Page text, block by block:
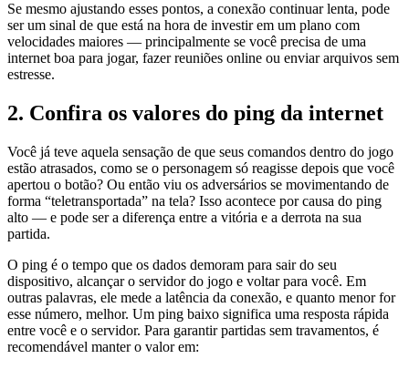
Se mesmo ajustando esses pontos, a conexão continuar lenta, pode
ser um sinal de que está na hora de investir em um plano com
velocidades maiores — principalmente se você precisa de uma
internet boa para jogar, fazer reuniões online ou enviar arquivos sem
estresse.
2. Confira os valores do ping da internet
Você já teve aquela sensação de que seus comandos dentro do jogo
estão atrasados, como se o personagem só reagisse depois que você
apertou o botão? Ou então viu os adversários se movimentando de
forma “teletransportada” na tela? Isso acontece por causa do ping
alto — e pode ser a diferença entre a vitória e a derrota na sua
partida.
O ping é o tempo que os dados demoram para sair do seu
dispositivo, alcançar o servidor do jogo e voltar para você. Em
outras palavras, ele mede a latência da conexão, e quanto menor for
esse número, melhor. Um ping baixo significa uma resposta rápida
entre você e o servidor. Para garantir partidas sem travamentos, é
recomendável manter o valor em: